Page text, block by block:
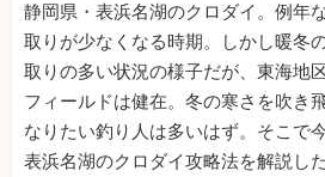
静岡県・表浜名湖のクロダイ。例年
取りが少なくなる時期。しかし暖冬
取りの多い状況の様子だが、東海地
フィールドは健在。冬の寒さを吹き
なりたい釣り人は多いはず。そこで
表浜名湖のクロダイ攻略法を解説した